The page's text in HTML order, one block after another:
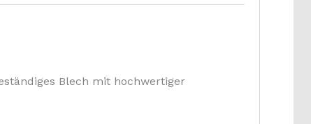
Blech mit hochwertiger